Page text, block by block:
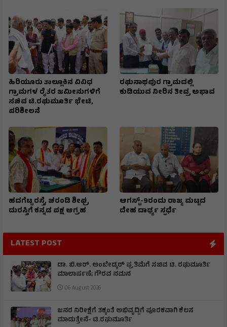
ಹಿರಿಯೂರು ತಾಲ್ಲೂಕಿನ ವಿವಿಧ
ಗ್ರಾಮಗಳ ರೈತರ ಜಮೀನುಗಳಿಗೆ
ಸಚಿವ ಟಿ.ರಘುಮೂರ್ತಿ ಭೇಟಿ,
ಪರಿಶೀಲನೆ
ರಘುನಾಥಪುರ ಗ್ರಾಮದಲ್ಲಿ
ಕುಡಿಯುವ ನೀರಿನ ತೀವ್ರ ಅಭಾವ
ಹದಗೆಟ್ಟ ರಸ್ತೆ, ಚರಂಡಿ ಶೀಘ್ರ
ದುರಸ್ತಿಗೆ ಕನ್ನಡ ಪಕ್ಷ ಆಗ್ರಹ
ಆಗಸ್ಟ್-9ರಂದು ರಾಜ್ಯ ಮಟ್ಟದ
ದೇಹ ದಾರ್ಢ್ಯ ಸ್ಪರ್ಧೆ
LATEST POST
ಡಾ. ಬಿ.ಆರ್. ಅಂಬೇಡ್ಕರ್ ಪ್ರತಿಮೆಗೆ ಸಚಿವ ಟಿ. ರಘುಮೂರ್ತಿ
ಮಾಲಾರ್ಪಣೆ; ಗೌರವ ನಮನ
06 August 2026
ಜನರ ನಿರೀಕ್ಷೆಗೆ ತಕ್ಕಂತೆ ಅಭಿವೃದ್ದಿಗೆ ಪೂರಕವಾಗಿ ಕೆಲಸ
ಮಾಡುತ್ತೇನೆ- ಟಿ.ರಘುಮೂರ್ತಿ